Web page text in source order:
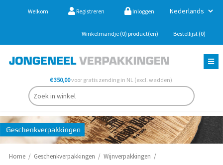
Welkom Registreren Inloggen
Winkelmandje (0) product(en) Bestellijst (0)
€ 350,00voor gratis zending in NL (excl. wadden).
Home / Geschenkverpakkingen / Wijnverpakkingen /